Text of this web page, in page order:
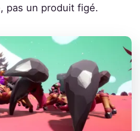
pas un produit figé.